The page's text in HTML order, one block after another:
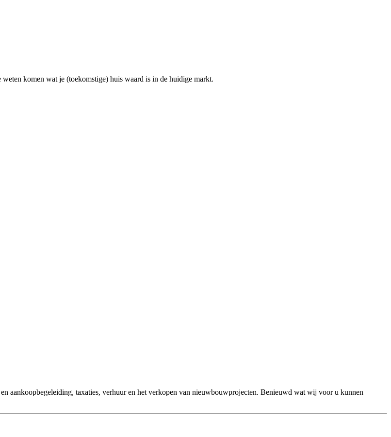
komen wat je (toekomstige) huis waard is in de huidige markt.
aankoopbegeleiding, taxaties, verhuur en het verkopen van nieuwbouwprojecten. Benieuwd wat wij voor u kunnen